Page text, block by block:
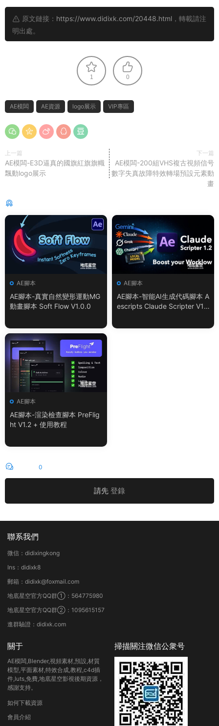
原文鏈接： https://www.didixk.com/20448.html ，轉載請注
明出處。
1 0
AE模闆 AE資源 logo展示 VIP專區
上一篇
AE模闆-E3D逼真的國旗紅旗旗幟
飄動logo展示
下一篇
AE模闆-200組VHS複古視頻信号
數字失真故障特效轉場預設元素動
畫
AE腳本
AE腳本-真實自然變形運動MG
動畫腳本 Soft Flow V1.0.0
AE腳本
AE腳本-智能AI生成代碼腳本 A
escripts Claude Scripter V1.
AE腳本
AE腳本-渲染檢查腳本 PreFlig
ht V1.2 + 使用教程
0
請先 登錄
聯系我們
微信：didixingkong
Ins：didixk8
郵箱：didixk@foxmail.com
地底星空官方QQ群①：564775980
地底星空官方QQ群②：1095615157
進群驗證：didixk.com
關于
AE模闆,Blender,視頻素材,預設,材質
模型,平面素材,特效合成,教程,c4d插
件,luts,免費,地底星空影視後期資源，
感謝支持。
如何下載資源
會員介紹
掃描關注微信公衆号